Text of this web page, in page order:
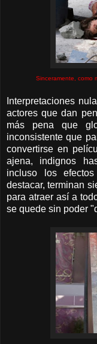
Sinceramente, como
Interpretaciones
actores que dan
más pena que
inconsistente que
convertirse en
ajena, indignos
incluso los
destacar, terminan
para atraer así a
se quede sin poder